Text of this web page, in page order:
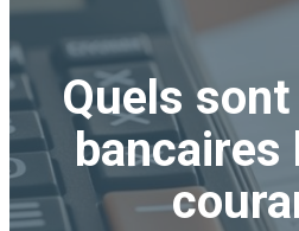
Quels
bancaires